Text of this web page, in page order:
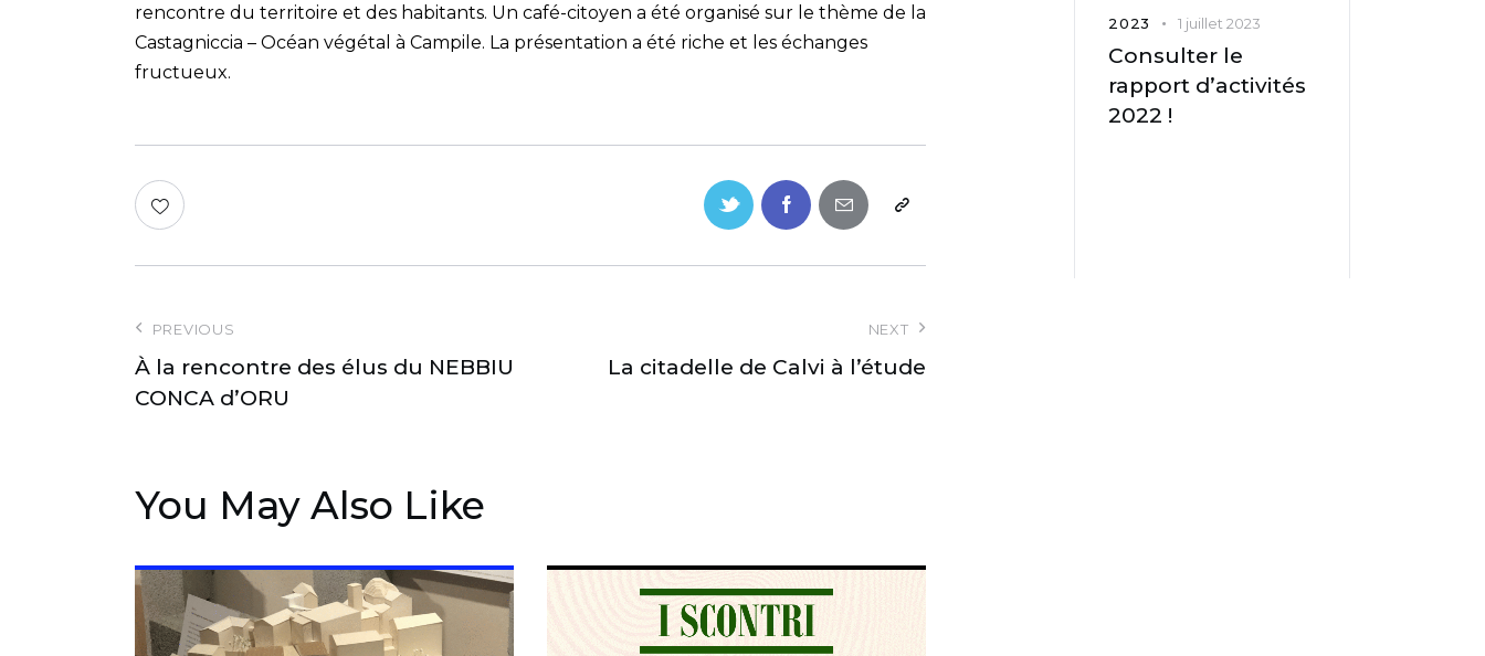
rencontre du territoire et des habitants. Un café-citoyen a été organisé sur le thème de la
Castagniccia – Océan végétal à Campile. La présentation a été riche et les échanges
fructueux.
PREVIOUS
À la rencontre des élus du NEBBIU
CONCA d’ORU
NEXT
La citadelle de Calvi à l’étude
You May Also Like
2023 1 juillet 2023
Consulter le
rapport d’activités
2022 !